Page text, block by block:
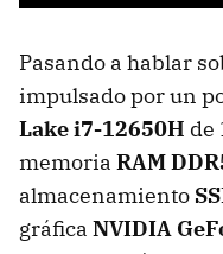
Pasando a hablar
impulsado por un
Lake i7-12650H de
memoria RAM
almacenamiento
gráfica NVIDIA